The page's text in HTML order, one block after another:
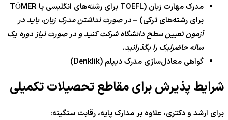
مدرک مهارت زبان (TOEFL برای رشته‌های انگلیسی یا TÖMER
برای رشته‌های ترکی) –در صورت نداشتن مدرک زبان، باید در
آزمون تعیین سطح دانشگاه شرکت کنید و در صورت نیاز دوره یک
ساله حاضرلیک را بگذرانید.
گواهی معادل‌سازی مدرک دیپلم (Denklik)
شرایط پذیرش برای مقاطع تحصیلات تکمیلی
برای ارشد و دکتری، علاوه بر مدارک پایه، رقابت سنگینه: